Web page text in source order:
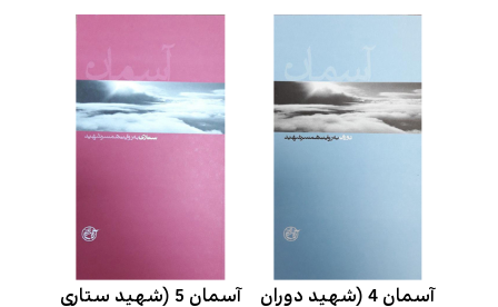
شهید)
آسمان 4 (شهید دوران
آسمان 5 (شهید ستاری